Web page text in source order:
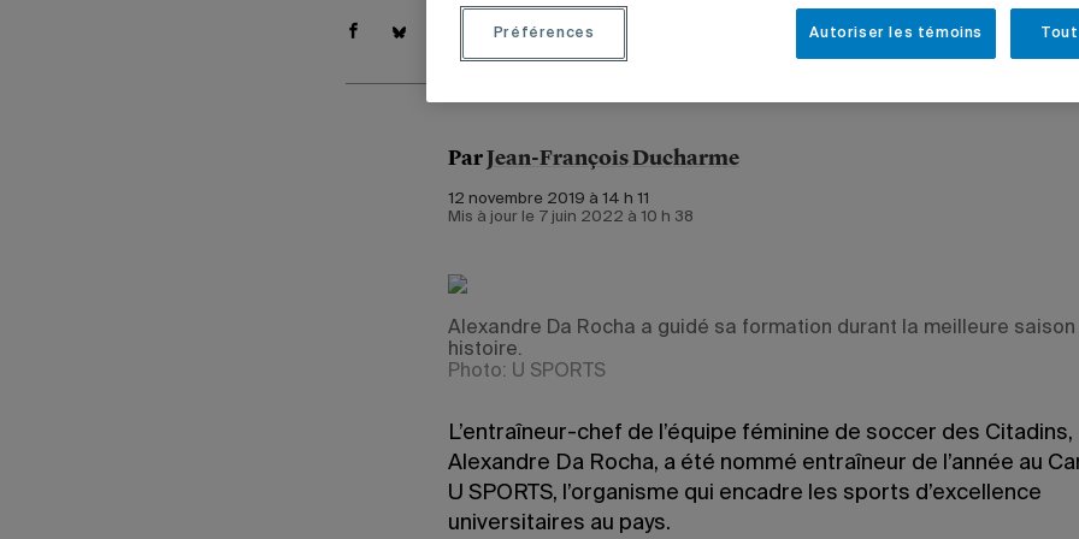
ParJean-François Ducharme
12 novembre 2019 à 14 h 11
Mis à jour le 7 juin 2022 à 10 h 38
Alexandre Da Rocha a guidé sa formation durant la meilleure saison
histoire.
Photo: U SPORTS
L’entraîneur-chef de l’équipe féminine de soccer des Citadins,
Alexandre Da Rocha, a été nommé entraîneur de l’année au
U SPORTS, l’organisme qui encadre les sports d’excellence
universitaires au pays.
Autoriser les témoins
Préférences